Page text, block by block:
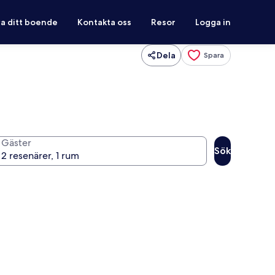
ditt boende Kontakta oss Resor Logga in
Dela Spara
Gäster
Sök